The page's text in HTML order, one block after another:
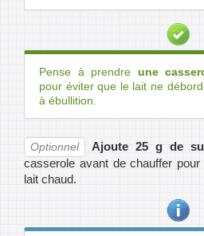
Pense à prendre une
pour éviter que le lait ne
à ébullition.
Optionnel Ajoute 25 g de
casserole avant de chauffer
lait chaud.